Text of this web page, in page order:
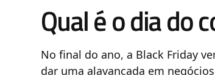
Qual é o dia do
No final do ano, a Black Friday
dar uma alavancada em